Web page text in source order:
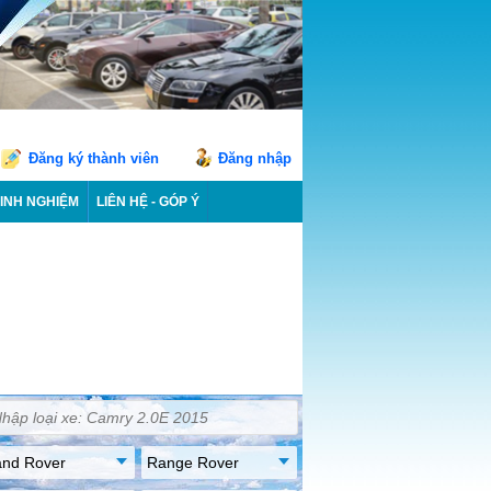
Đăng ký thành viên Đăng nhập
NGHIỆM LIÊN HỆ - GÓP Ý
Rover Range Rover